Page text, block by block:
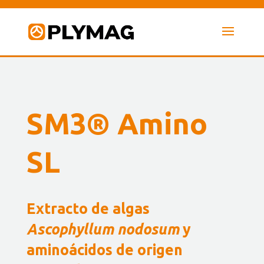
SM3® Amino
SL
Extracto de algas
Ascophyllum nodosumy
aminoácidos de origen